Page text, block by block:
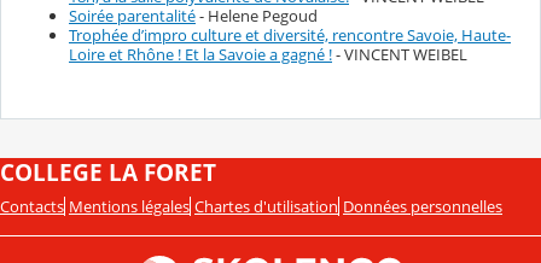
Soirée parentalité- Helene Pegoud
Trophée d’impro culture et diversité, rencontre Savoie, Haute-
Loire et Rhône ! Et la Savoie a gagné !- VINCENT WEIBEL
COLLEGE LA FORET
Contacts Mentions légales Chartes d'utilisation Données personnelles